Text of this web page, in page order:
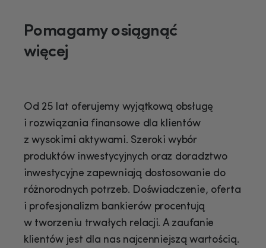
Pomagamy osiągnąć
więcej
Od 25 lat oferujemy wyjątkową obsługę
i rozwiązania finansowe dla klientów
z wysokimi aktywami. Szeroki wybór
produktów inwestycyjnych oraz doradztwo
inwestycyjne zapewniają dostosowanie do
różnorodnych potrzeb. Doświadczenie, oferta
i profesjonalizm bankierów procentują
w tworzeniu trwałych relacji. A zaufanie
klientów jest dla nas najcenniejszą wartością.